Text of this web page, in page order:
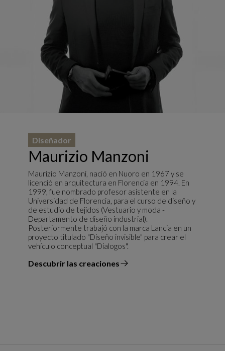
Maurizio Manzoni
Diseñador
Maurizio Manzoni, nació en Nuoro en 1967 y se
licenció en arquitectura en Florencia en 1994. En
1999, fue nombrado profesor asistente en la
Universidad de Florencia, para el curso de diseño y
de estudio de tejidos (Vestuario y moda -
Departamento de diseño industrial).
Posteriormente trabajó con la marca Lancia en un
proyecto titulado "Diseño invisible" para crear el
vehículo conceptual "Dialogos".
Descubrir las creaciones
el diseñador